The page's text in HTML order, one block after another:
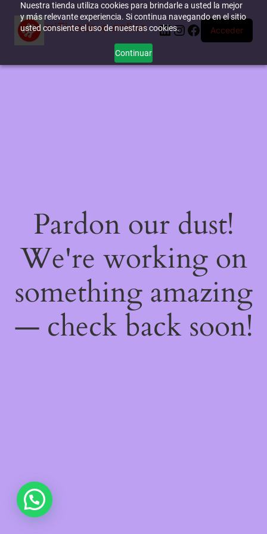
Nuestra tienda utiliza cookies para brindarle a usted la mejor
y más relevante experiencia. Si continua navegando en el sitio
usted consiente el uso de nuestras cookies.
Continuar
miTienda-e.online LinkedIn
Instagram
Facebook
Acceder
Pardon our dust!
We're working on
something amazing
— check back soon!